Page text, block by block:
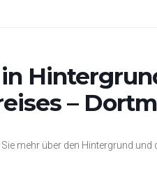
–
mehr über den Hintergrund